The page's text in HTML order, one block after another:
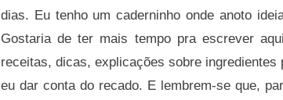
dias. Eu tenho um caderninho onde anoto
Gostaria de ter mais tempo pra escrever
receitas, dicas, explicações sobre
eu dar conta do recado. E lembrem-se que,